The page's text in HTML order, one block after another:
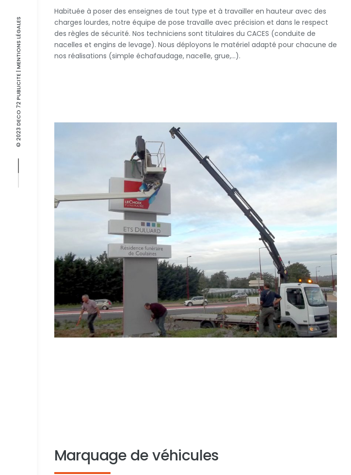
© 2023 DECO 72 PUBLICITE
| MENTIONS LÉGALES
Habituée à poser des enseignes de tout type et à travailler en hauteur avec des
charges lourdes, notre équipe de pose travaille avec précision et dans le respect
des règles de sécurité. Nos techniciens sont titulaires du CACES (conduite de
nacelles et engins de levage). Nous déployons le matériel adapté pour chacune de
nos réalisations (simple échafaudage, nacelle, grue,…).
Marquage de véhicules